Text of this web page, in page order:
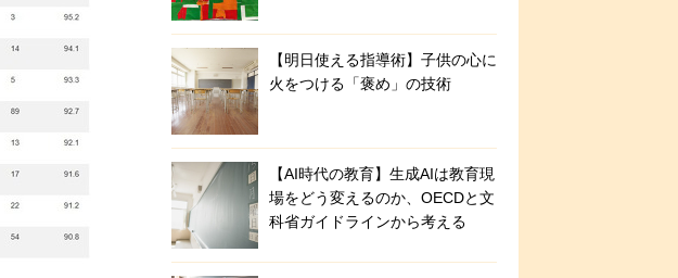
【明日使える指導術】子供の心に
火をつける「褒め」の技術
【AI時代の教育】生成AIは教育現
場をどう変えるのか、OECDと文
科省ガイドラインから考える